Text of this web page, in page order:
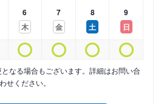
6
木
7
金
8
土
9
日
なる場合もございます。詳細はお問い合
わせください。